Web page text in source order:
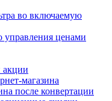
во включаемую
управления ценами
акции
магазина
после конвертации